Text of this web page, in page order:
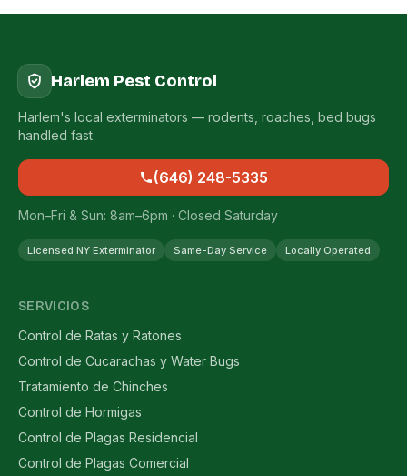
Harlem Pest Control
Harlem's local exterminators — rodents, roaches, bed bugs
handled fast.
(646) 248-5335
Mon–Fri & Sun: 8am–6pm · Closed Saturday
Licensed NY Exterminator Same-Day Service Locally Operated
SERVICIOS
Control de Ratas y Ratones
Control de Cucarachas y Water Bugs
Tratamiento de Chinches
Control de Hormigas
Control de Plagas Residencial
Control de Plagas Comercial